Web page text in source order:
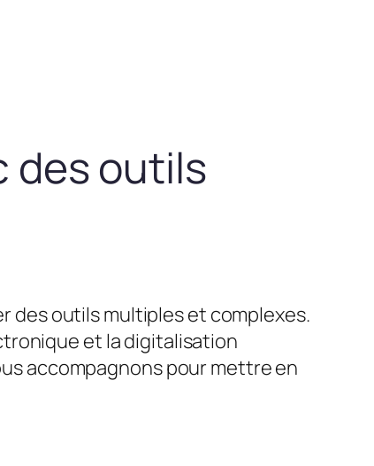
des outils
des outils multiples et complexes.
et la digitalisation
accompagnons pour mettre en